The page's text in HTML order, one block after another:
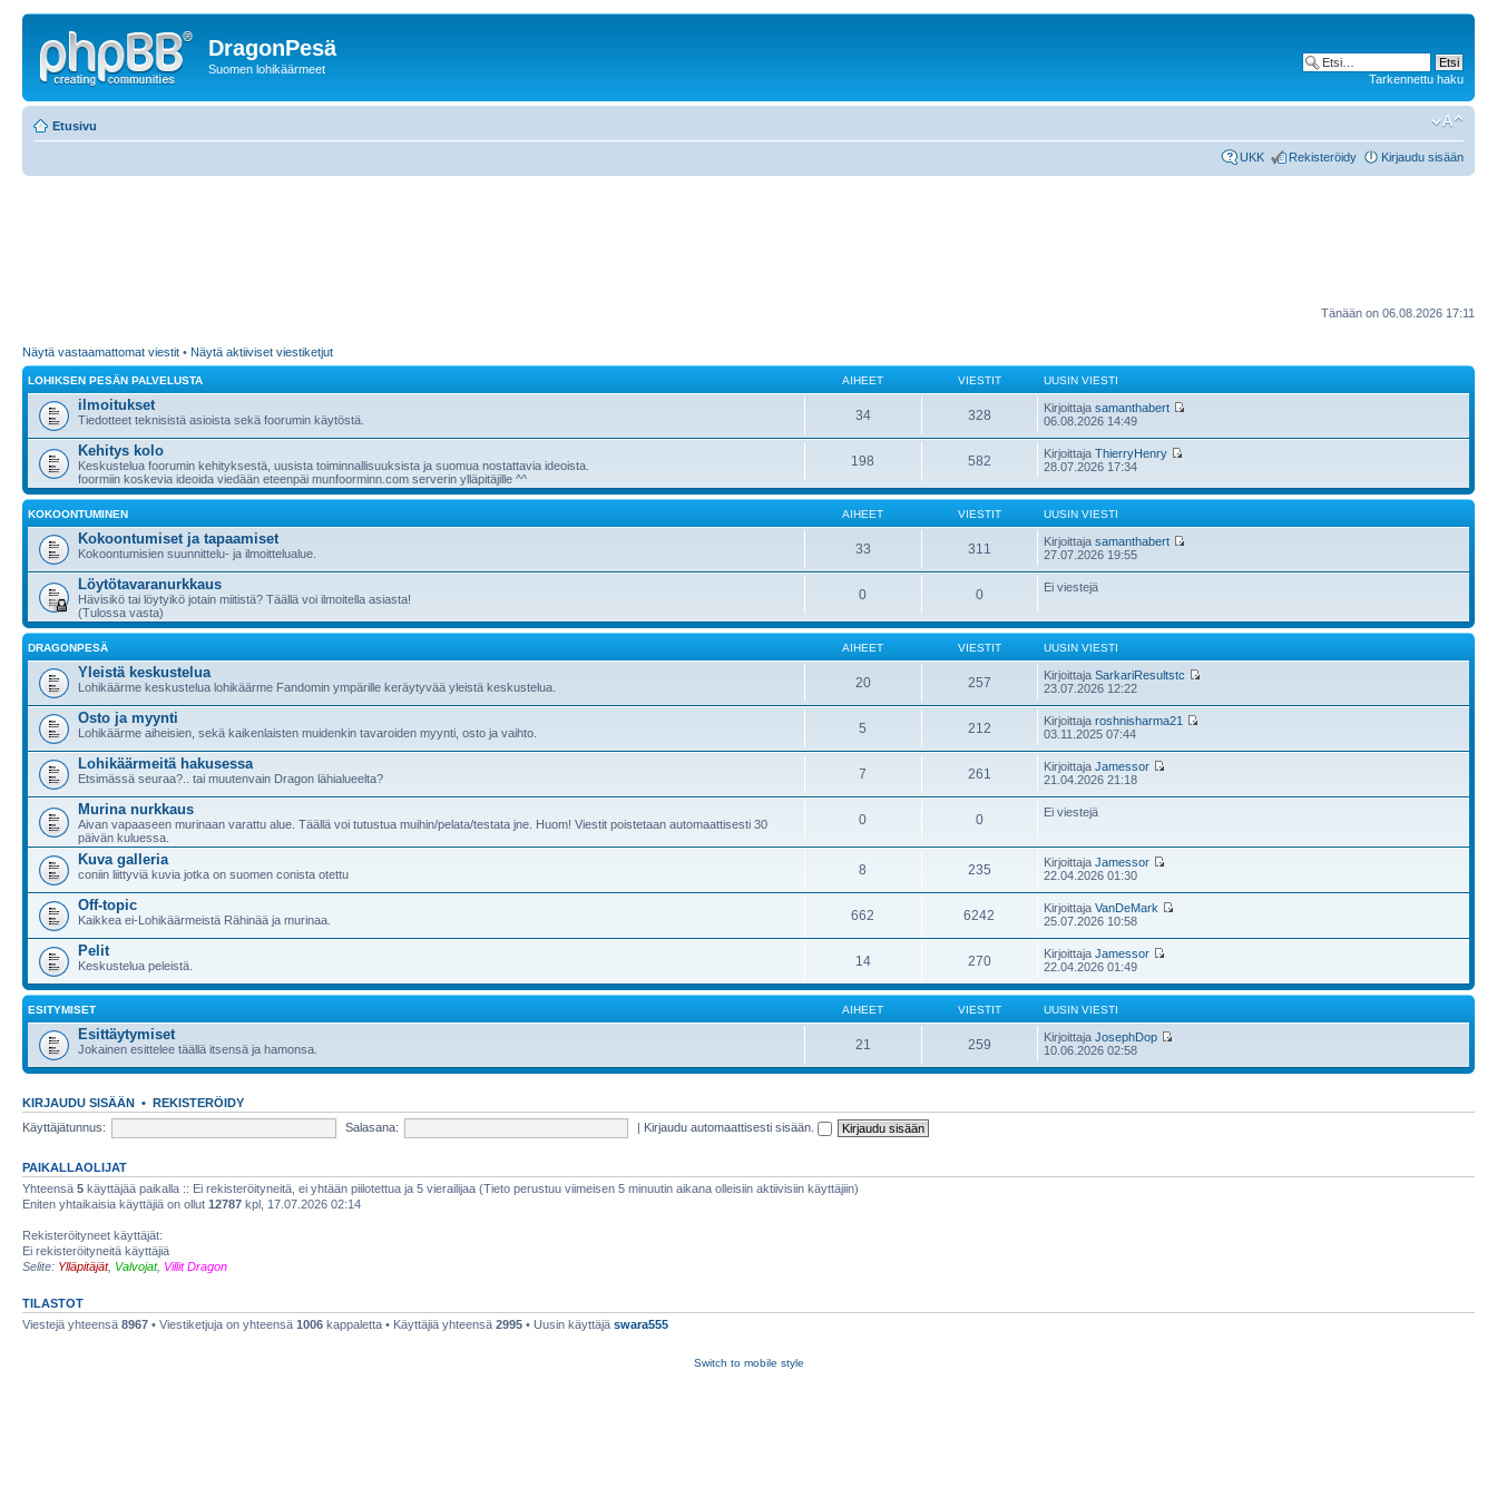
DragonPesä
Suomen lohikäärmeet
Tarkennettu haku
Etusivu
UKK Rekisteröidy Kirjaudu sisään
Tänään on 06.08.2026 17:11
Näytä vastaamattomat viestit • Näytä aktiiviset viestiketjut
LOHIKSEN PESÄN PALVELUSTA AIHEET VIESTIT UUSIN VIESTI
ilmoitukset
Tiedotteet teknisistä asioista sekä foorumin käytöstä. 34 328 Kirjoittajasamanthabert
06.08.2026 14:49
Kehitys kolo
Keskustelua foorumin kehityksestä, uusista toiminnallisuuksista ja suomua nostattavia ideoista.
foormiin koskevia ideoida viedään eteenpäi munfoorminn.com serverin ylläpitäjille ^^
198 582 KirjoittajaThierryHenry
28.07.2026 17:34
KOKOONTUMINEN AIHEET VIESTIT UUSIN VIESTI
Kokoontumiset ja tapaamiset
Kokoontumisien suunnittelu- ja ilmoittelualue. 33 311 Kirjoittajasamanthabert
27.07.2026 19:55
Löytötavaranurkkaus
Hävisikö tai löytyikö jotain miitistä? Täällä voi ilmoitella asiasta!
(Tulossa vasta)
0 0 Ei viestejä
DRAGONPESÄ AIHEET VIESTIT UUSIN VIESTI
Yleistä keskustelua
Lohikäärme keskustelua lohikäärme Fandomin ympärille keräytyvää yleistä keskustelua. 20 257 KirjoittajaSarkariResultstc
23.07.2026 12:22
Osto ja myynti
Lohikäärme aiheisien, sekä kaikenlaisten muidenkin tavaroiden myynti, osto ja vaihto. 5 212 Kirjoittajaroshnisharma21
03.11.2025 07:44
Lohikäärmeitä hakusessa
Etsimässä seuraa?.. tai muutenvain Dragon lähialueelta? 7 261 KirjoittajaJamessor
21.04.2026 21:18
Murina nurkkaus
Aivan vapaaseen murinaan varattu alue. Täällä voi tutustua muihin/pelata/testata jne. Huom! Viestit poistetaan automaattisesti 30
päivän kuluessa.
0 0 Ei viestejä
Kuva galleria
coniin liittyviä kuvia jotka on suomen conista otettu 8 235 KirjoittajaJamessor
22.04.2026 01:30
Off-topic
Kaikkea ei-Lohikäärmeistä Rähinää ja murinaa. 662 6242 KirjoittajaVanDeMark
25.07.2026 10:58
Pelit
Keskustelua peleistä. 14 270 KirjoittajaJamessor
22.04.2026 01:49
ESITYMISET AIHEET VIESTIT UUSIN VIESTI
Esittäytymiset
Jokainen esittelee täällä itsensä ja hamonsa. 21 259 KirjoittajaJosephDop
10.06.2026 02:58
KIRJAUDU SISÄÄN • REKISTERÖIDY
Käyttäjätunnus:
Salasana: | Kirjaudu automaattisesti sisään.
PAIKALLAOLIJAT
Yhteensä 5 käyttäjää paikalla :: Ei rekisteröityneitä, ei yhtään piilotettua ja 5 vierailijaa (Tieto perustuu viimeisen 5 minuutin aikana olleisiin aktiivisiin käyttäjiin)
Eniten yhtaikaisia käyttäjiä on ollut 12787 kpl, 17.07.2026 02:14
Rekisteröityneet käyttäjät:
Ei rekisteröityneitä käyttäjiä
Selite: Ylläpitäjät, Valvojat, Villit Dragon
TILASTOT
Viestejä yhteensä 8967 • Viestiketjuja on yhteensä 1006 kappaletta • Käyttäjiä yhteensä 2995 • Uusin käyttäjä swara555
Switch to mobile style